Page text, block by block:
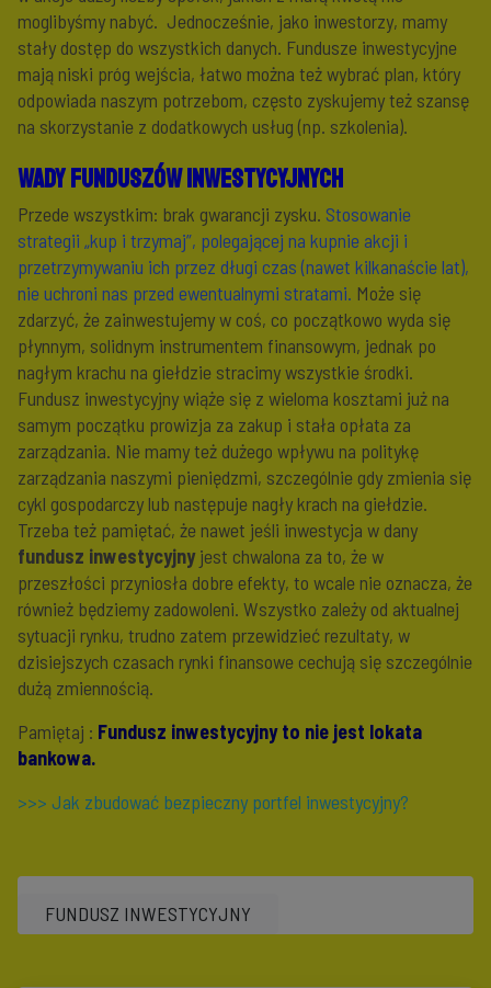
moglibyśmy nabyć. Jednocześnie, jako inwestorzy, mamy
stały dostęp do wszystkich danych. Fundusze inwestycyjne
mają niski próg wejścia, łatwo można też wybrać plan, który
odpowiada naszym potrzebom, często zyskujemy też szansę
na skorzystanie z dodatkowych usług (np. szkolenia).
Wady funduszów inwestycyjnych
Przede wszystkim: brak gwarancji zysku. Stosowanie
strategii „kup i trzymaj”, polegającej na kupnie akcji i
przetrzymywaniu ich przez długi czas (nawet kilkanaście lat),
nie uchroni nas przed ewentualnymi stratami. Może się
zdarzyć, że zainwestujemy w coś, co początkowo wyda się
płynnym, solidnym instrumentem finansowym, jednak po
nagłym krachu na giełdzie stracimy wszystkie środki.
Fundusz inwestycyjny wiąże się z wieloma kosztami już na
samym początku prowizja za zakup i stała opłata za
zarządzania. Nie mamy też dużego wpływu na politykę
zarządzania naszymi pieniędzmi, szczególnie gdy zmienia się
cykl gospodarczy lub następuje nagły krach na giełdzie.
Trzeba też pamiętać, że nawet jeśli inwestycja w dany
fundusz inwestycyjny jest chwalona za to, że w
przeszłości przyniosła dobre efekty, to wcale nie oznacza, że
również będziemy zadowoleni. Wszystko zależy od aktualnej
sytuacji rynku, trudno zatem przewidzieć rezultaty, w
dzisiejszych czasach rynki finansowe cechują się szczególnie
dużą zmiennością.
Pamiętaj : Fundusz inwestycyjny to nie jest lokata
bankowa.
>>> Jak zbudować bezpieczny portfel inwestycyjny?
FUNDUSZ INWESTYCYJNY